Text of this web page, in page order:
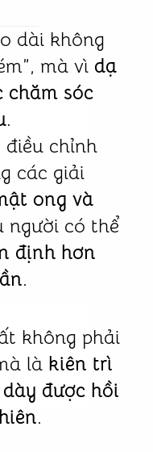
dài không
mà vì dạ
chăm sóc
.
chỉnh
các giải
ong và
người có thể
định hơn
.
không phải
là kiên trì
được hồi
.